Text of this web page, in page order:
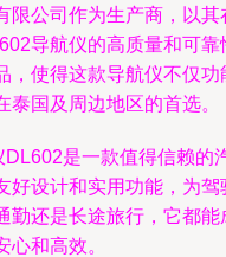
限公司作为生产商，以
导航仪的高质量和可
，使得这款导航仪不仅
泰国及周边地区的首选。
是一款值得信赖的
好设计和实用功能，为
勤还是长途旅行，它都
心和高效。